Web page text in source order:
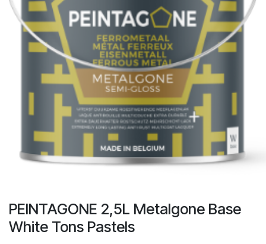
PEINTAGONE 2,5L Metalgone Base
White Tons Pastels